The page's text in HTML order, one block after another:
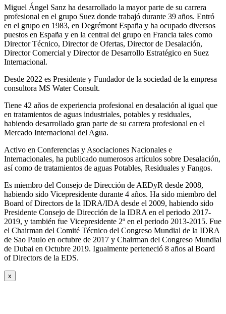
Miguel Ángel Sanz ha desarrollado la mayor parte de su carrera
profesional en el grupo Suez donde trabajó durante 39 años. Entró
en el grupo en 1983, en Degrémont España y ha ocupado diversos
puestos en España y en la central del grupo en Francia tales como
Director Técnico, Director de Ofertas, Director de Desalación,
Director Comercial y Director de Desarrollo Estratégico en Suez
Internacional.
Desde 2022 es Presidente y Fundador de la sociedad de la empresa
consultora MS Water Consult.
Tiene 42 años de experiencia profesional en desalación al igual que
en tratamientos de aguas industriales, potables y residuales,
habiendo desarrollado gran parte de su carrera profesional en el
Mercado Internacional del Agua.
Activo en Conferencias y Asociaciones Nacionales e
Internacionales, ha publicado numerosos artículos sobre Desalación,
así como de tratamientos de aguas Potables, Residuales y Fangos.
Es miembro del Consejo de Dirección de AEDyR desde 2008,
habiendo sido Vicepresidente durante 4 años. Ha sido miembro del
Board of Directors de la IDRA/IDA desde el 2009, habiendo sido
Presidente Consejo de Dirección de la IDRA en el periodo 2017-
2019, y también fue Vicepresidente 2º en el periodo 2013-2015. Fue
el Chairman del Comité Técnico del Congreso Mundial de la IDRA
de Sao Paulo en octubre de 2017 y Chairman del Congreso Mundial
de Dubai en Octubre 2019. Igualmente perteneció 8 años al Board
of Directors de la EDS.
x